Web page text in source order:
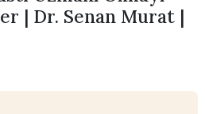
Uzmanı Olmayı